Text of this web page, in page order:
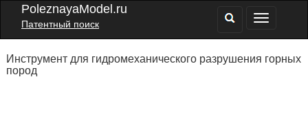
PoleznayaModel.ru
Патентный поиск
Инструмент для гидромеханического разрушения горных
пород